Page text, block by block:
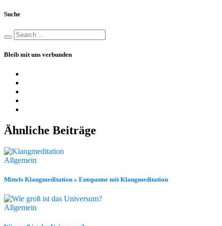
Suche
Bleib mit uns verbunden
Ähnliche Beiträge
Allgemein
Mittels Klangmeditation » Entspanne mit Klangmeditation
Allgemein